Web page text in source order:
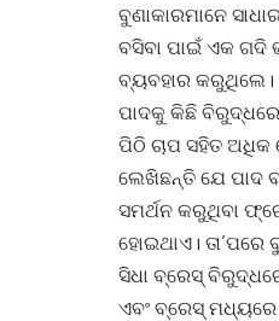
ବୁଣାକାରମାନେ
ବସିବା ପାଇଁ ଏକ ଗଦି
ବ୍ୟବହାର କରୁଥିଲେ।
ପାଦକୁ କିଛି
ପିଠି ଚାପ ସହିତ ଅଧିକ
ଲେଖିଛନ୍ତି ଯେ ପାଦ
ସମର୍ଥନ କରୁଥିବା
ହୋଇଥାଏ। ତା’ପରେ
ସିଧା ବ୍ରେସ୍
ଏବଂ ବ୍ରେସ୍